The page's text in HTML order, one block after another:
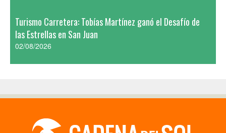
Turismo Carretera: Tobías Martínez ganó el Desafío de
las Estrellas en San Juan
02/08/2026